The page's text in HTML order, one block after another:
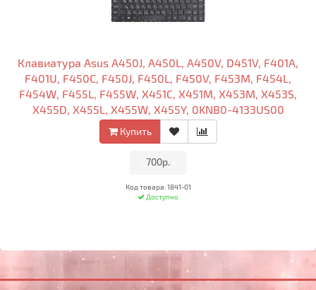
Клавиатура Asus A450J, A450L, A450V, D451V, F401A,
F401U, F450C, F450J, F450L, F450V, F453M, F454L,
F454W, F455L, F455W, X451C, X451M, X453M, X453S,
X455D, X455L, X455W, X455Y, 0KNB0-4133US00
чёрная, без рамки
Купить
700р.
Код товара: 1841-01
Доступно